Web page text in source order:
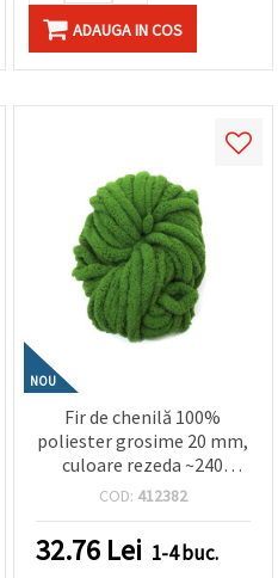
ADAUGA IN COS
NOU
Fir de chenilă 100%
poliester grosime 20 mm,
culoare rezeda ~240
grame - 25 metri
COD: 412382
32.76 Lei 1-4 buc.